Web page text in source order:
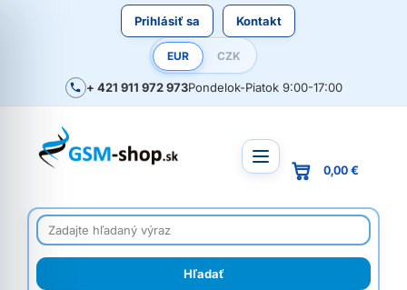
Prihlásiť sa Kontakt
EUR CZK
+ 421 911 972 973Pondelok-Piatok 9:00-17:00
0,00 €